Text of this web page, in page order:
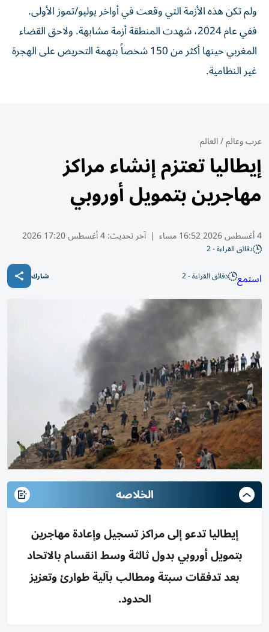
ولم تكن هذه الأزمة التي وقعت في أواخر يوليو/تموز الأولى.
ففي عام 2024، شهدت المنطقة أزمة مشابهة. ولاحق القضاء
المغربي حينها أكثر من 150 شخصاً بتهمة التحريض على الهجرة
غير النظامية.
عرب وعالم/العالم
إيطاليا تعتزم إنشاء مراكز
مهاجرين بتمويل أوروبي
4 أغسطس 2026 16:52 مساء | آخر تحديث:4 أغسطس 17:20 2026
دقائق القراءة - 2
استمع دقائق القراءة - 2 شارك
الخلاصه
إيطاليا تدعو إلى مراكز تسجيل وإعادة مهاجرين
بتمويل أوروبي بدول ثالثة وسط انقسام بالاتحاد
بعد تدفقات سبتة ومطالب بآلية طوارئ وتعزيز
الحدود.